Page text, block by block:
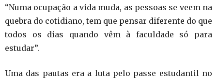
“Numa ocupação a vida muda, as pessoas se veem na
quebra do cotidiano, tem que pensar diferente do que
todos os dias quando vêm à faculdade só para
estudar”.
Uma das pautas era a luta pelo passe estudantil no